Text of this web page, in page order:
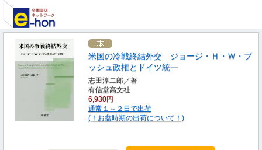
米国の冷戦終結外交 ジョージ・Ｈ・Ｗ・ブ
ッシュ政権とドイツ統一
志田淳二郎／著
有信堂高文社
6,930円
通常１～２日で出荷
(！お盆時期の出荷について！)